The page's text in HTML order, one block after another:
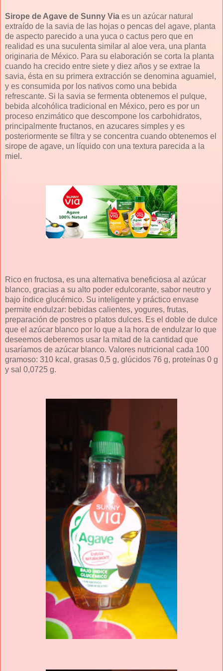
Sirope de Agave de Sunny Via es un azúcar natural
extraído de la savia de las hojas o pencas del agave, planta
de aspecto parecido a una yuca o cactus pero que en
realidad es una suculenta similar al aloe vera, una planta
originaria de México. Para su elaboración se corta la planta
cuando ha crecido entre siete y diez años y se extrae la
savia, ésta en su primera extracción se denomina aguamiel,
y es consumida por los nativos como una bebida
refrescante. Si la savia se fermenta obtenemos el pulque,
bebida alcohólica tradicional en México, pero es por un
proceso enzimático que descompone los carbohidratos,
principalmente fructanos, en azucares simples y es
posteriormente se filtra y se concentra cuando obtenemos el
sirope de agave, un líquido con una textura parecida a la
miel.
Rico en fructosa, es una alternativa beneficiosa al azúcar
blanco, gracias a su alto poder edulcorante, sabor neutro y
bajo índice glucémico. Su inteligente y práctico envase
permite endulzar: bebidas calientes, yogures, frutas,
preparación de postres o platos dulces. Es el doble de dulce
que el azúcar blanco por lo que a la hora de endulzar lo que
deseemos deberemos usar la mitad de la cantidad que
usaríamos de azúcar blanco. Valores nutricional cada 100
gramoso: 310 kcal, grasas 0,5 g, glúcidos 76 g, proteínas 0 g
y sal 0,0725 g.